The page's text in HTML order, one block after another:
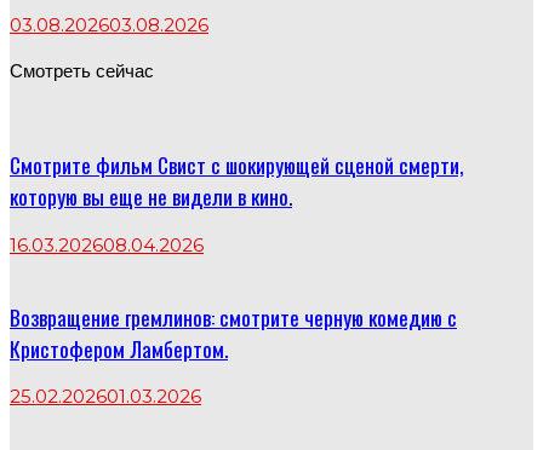
03.08.202603.08.2026
Смотреть сейчас
Смотрите фильм Свист с шокирующей сценой смерти,
которую вы еще не видели в кино.
16.03.202608.04.2026
Возвращение гремлинов: смотрите черную комедию с
Кристофером Ламбертом.
25.02.202601.03.2026